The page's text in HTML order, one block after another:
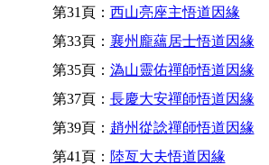
第31頁： 西山亮座主悟道因緣
第33頁： 襄州龐蘊居士悟道因緣
第35頁： 溈山靈佑禪師悟道因緣
第37頁： 長慶大安禪師悟道因緣
第39頁： 趙州從諗禪師悟道因緣
第41頁： 陸亙大夫悟道因緣